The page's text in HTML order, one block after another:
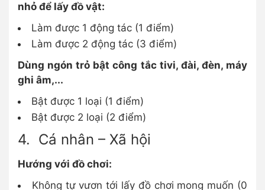
nhỏ để lấy đồ vật:
Làm được 1 động tác (1 điểm)
Làm được 2 động tác (3 điểm)
Dùng ngón trỏ bật công tắc tivi, đài, đèn, máy
ghi âm,...
Bật được 1 loại (1 điểm)
Bật được 2 loại (2 điểm)
4. Cá nhân – Xã hội
Hướng với đồ chơi:
Không tự vươn tới lấy đồ chơi mong muốn (0